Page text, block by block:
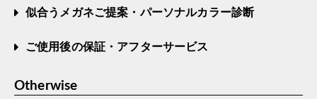
似合うメガネご提案・パーソナルカラー診断
ご使用後の保証・アフターサービス
Otherwise